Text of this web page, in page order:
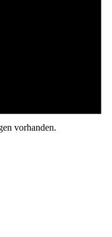
vorhanden.